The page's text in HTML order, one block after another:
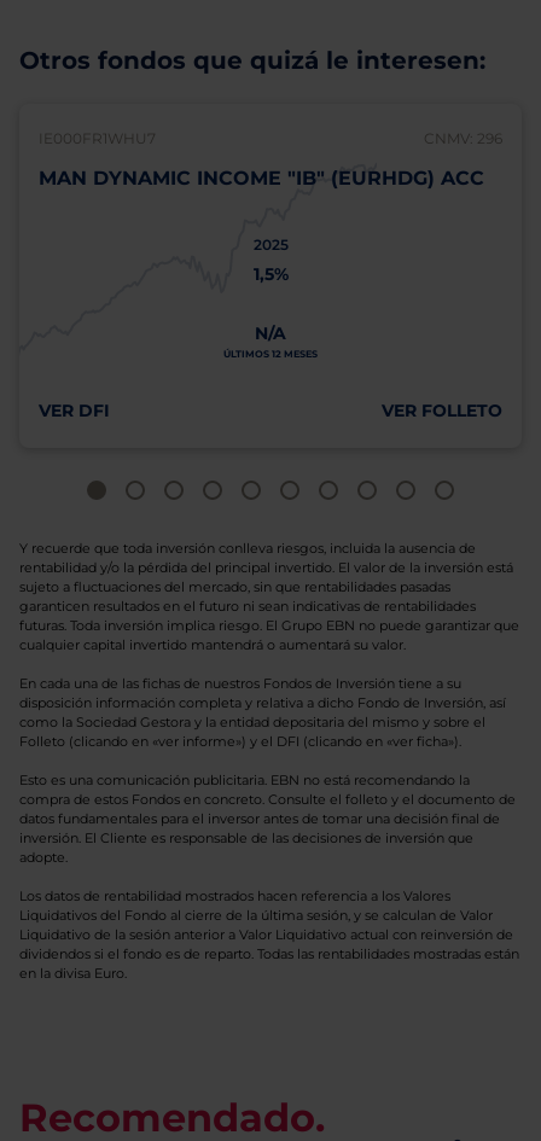
Otros fondos que quizá le interesen:
IE000FR1WHU7 CNMV: 296
MAN DYNAMIC INCOME "IB" (EURHDG) ACC
2025
1,5%
N/A
ÚLTIMOS 12 MESES
VER DFI VER FOLLETO
Y recuerde que toda inversión conlleva riesgos, incluida la ausencia de
rentabilidad y/o la pérdida del principal invertido. El valor de la inversión está
sujeto a fluctuaciones del mercado, sin que rentabilidades pasadas
garanticen resultados en el futuro ni sean indicativas de rentabilidades
futuras. Toda inversión implica riesgo. El Grupo EBN no puede garantizar que
cualquier capital invertido mantendrá o aumentará su valor.
En cada una de las fichas de nuestros Fondos de Inversión tiene a su
disposición información completa y relativa a dicho Fondo de Inversión, así
como la Sociedad Gestora y la entidad depositaria del mismo y sobre el
Folleto (clicando en «ver informe») y el DFI (clicando en «ver ficha»).
Esto es una comunicación publicitaria. EBN no está recomendando la
compra de estos Fondos en concreto. Consulte el folleto y el documento de
datos fundamentales para el inversor antes de tomar una decisión final de
inversión. El Cliente es responsable de las decisiones de inversión que
adopte.
Los datos de rentabilidad mostrados hacen referencia a los Valores
Liquidativos del Fondo al cierre de la última sesión, y se calculan de Valor
Liquidativo de la sesión anterior a Valor Liquidativo actual con reinversión de
dividendos si el fondo es de reparto. Todas las rentabilidades mostradas están
en la divisa Euro.
Recomendado.